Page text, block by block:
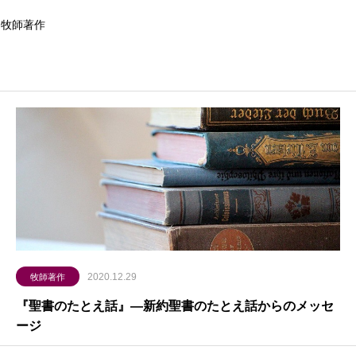
牧師著作
牧師著作 2020.12.29
『聖書のたとえ話』―新約聖書のたとえ話からのメッセ
ージ